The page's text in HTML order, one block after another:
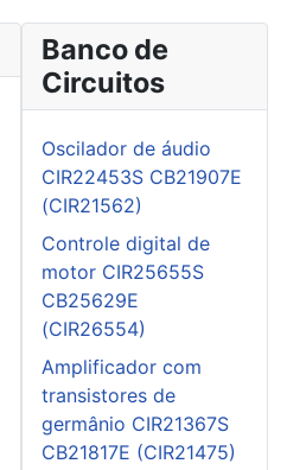
Banco de
Circuitos
Oscilador de áudio
CIR22453S CB21907E
(CIR21562)
Controle digital de
motor CIR25655S
CB25629E
(CIR26554)
Amplificador com
transistores de
germânio CIR21367S
CB21817E (CIR21475)